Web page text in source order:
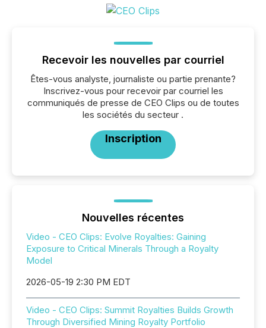
Recevoir les nouvelles par courriel
Êtes-vous analyste, journaliste ou partie prenante?
Inscrivez-vous pour recevoir par courriel les
communiqués de presse de CEO Clips ou de toutes
les sociétés du secteur .
Inscription
Nouvelles récentes
Video - CEO Clips: Evolve Royalties: Gaining
Exposure to Critical Minerals Through a Royalty
Model
2026-05-19 2:30 PM EDT
Video - CEO Clips: Summit Royalties Builds Growth
Through Diversified Mining Royalty Portfolio